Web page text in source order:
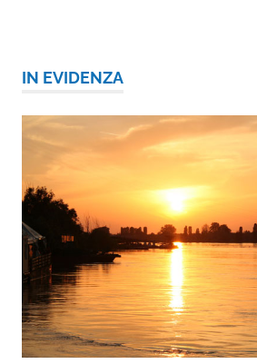
IN EVIDENZA